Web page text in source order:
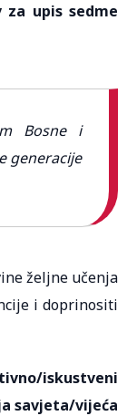
upis sedme
Bosne i
generacije
željne učenja
i doprinositi
iskustveni
savjeta/vijeća